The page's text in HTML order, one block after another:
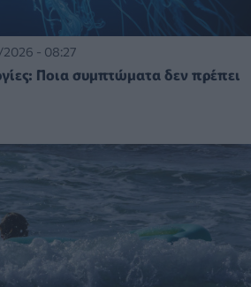
- 08:27
Ποια συμπτώματα δεν πρέπει